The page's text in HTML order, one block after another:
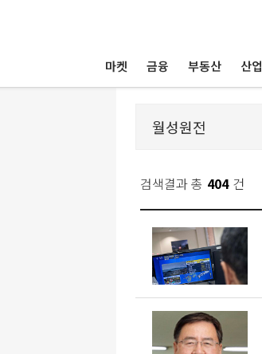
마켓 금융 부동산 산업
검색결과 총 404 건